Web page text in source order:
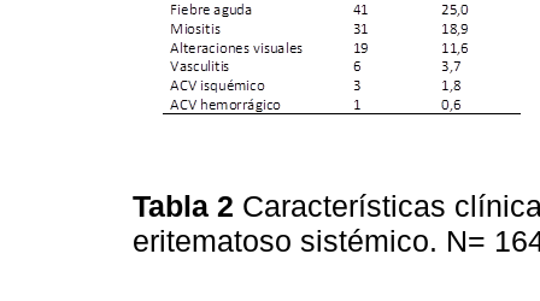
Tabla 2 Características
eritematoso sistémico. N=